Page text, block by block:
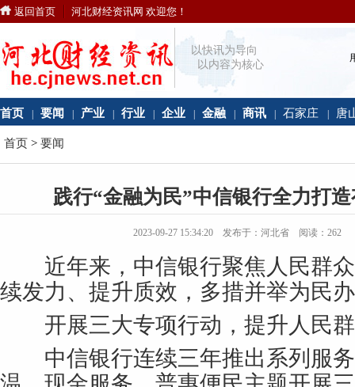
返回首页 河北财经资讯网 欢迎您！
以快讯为导向
以内容为核心
首页 要闻 产业 行业 企业 金融 商讯 石家庄 唐
首页 > 要闻
践行“金融为民”中信银行全力打
2023-09-27 15:34:20 发布于：河北省 阅读：262
近年来，中信银行聚焦人民群众
续发力、提升质效，多措并举为民
开展三大专项行动，提升人民群
中信银行连续三年推出系列服务